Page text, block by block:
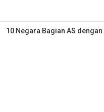
10 Negara Bagian AS